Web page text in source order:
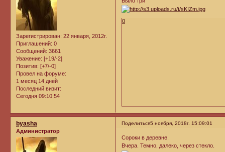
Зарегистрирован: 22 января, 2012г.
Приглашений: 0
Сообщений: 3661
Уважение: [+19/-2]
Позитив: [+7/-0]
Провел на форуме:
1 месяц 14 дней
Последний визит:
Сегодня 09:10:54
0
Поделиться5 ноября, 2018г. 15:09:01
byasha
Администратор
Сороки в деревне.
Вчера. Темно, далеко, через стекло.